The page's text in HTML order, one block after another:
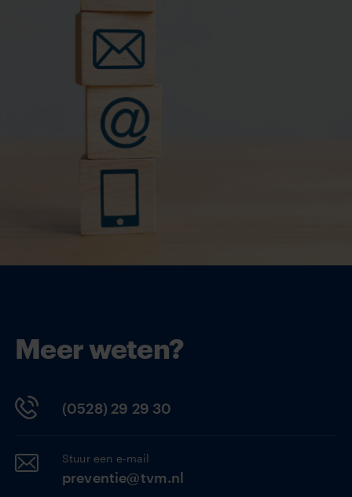
Meer weten?
(0528) 29 29 30
Stuur een e-mail
preventie@tvm.nl